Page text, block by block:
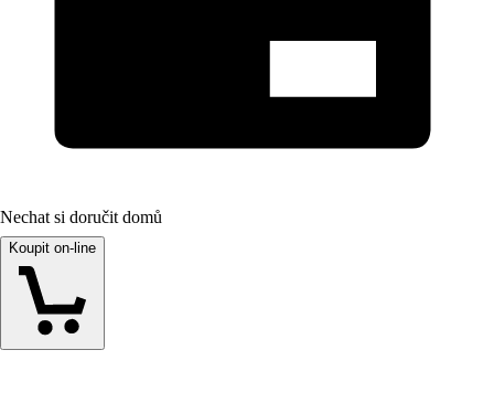
Nechat si doručit domů
Koupit on-line